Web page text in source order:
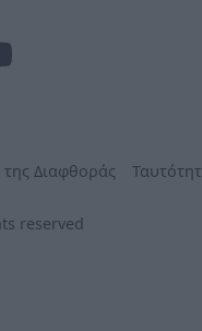
της Διαφθοράς
reserved